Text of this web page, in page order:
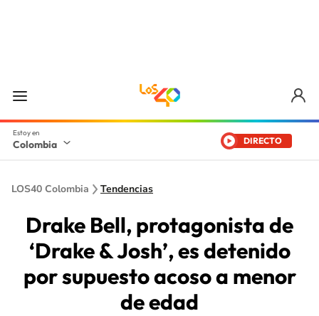
Colombia DIRECTO
LOS40 Colombia Tendencias
Drake Bell, protagonista de
‘Drake & Josh’, es detenido
por supuesto acoso a menor
de edad